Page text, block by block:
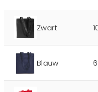
Zwart
Blauw